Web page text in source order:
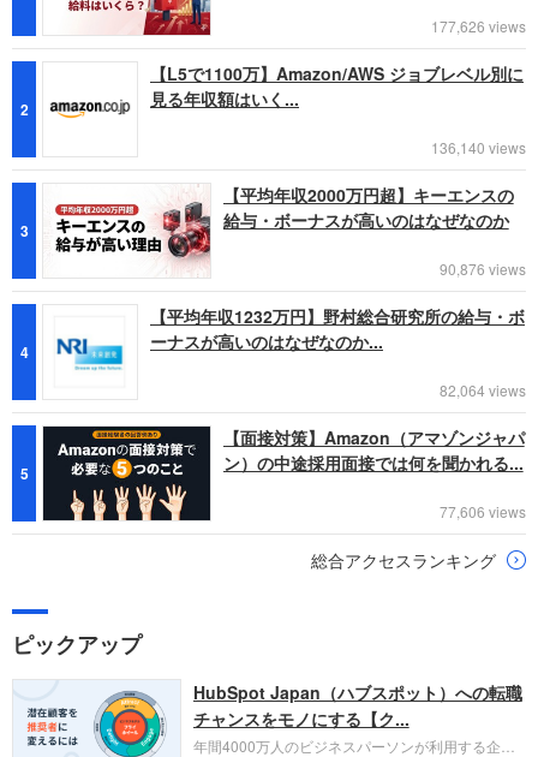
177,626 views
2
【L5で1100万】Amazon/AWS ジョブレベル別に
見る年収額はいく...
136,140 views
3
【平均年収2000万円超】キーエンスの
給与・ボーナスが高いのはなぜなのか
90,876 views
4
【平均年収1232万円】野村総合研究所の給与・ボ
ーナスが高いのはなぜなのか...
82,064 views
5
【面接対策】Amazon（アマゾンジャパ
ン）の中途採用面接では何を聞かれる...
77,606 views
総合アクセスランキング
ピックアップ
HubSpot Japan（ハブスポット）への転職
チャンスをモノにする【ク...
年間4000万人のビジネスパーソンが利用する企業